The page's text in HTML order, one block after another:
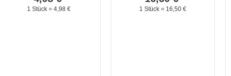
1 Stück = 4, 98 € 1 Stück = 16, 50 €